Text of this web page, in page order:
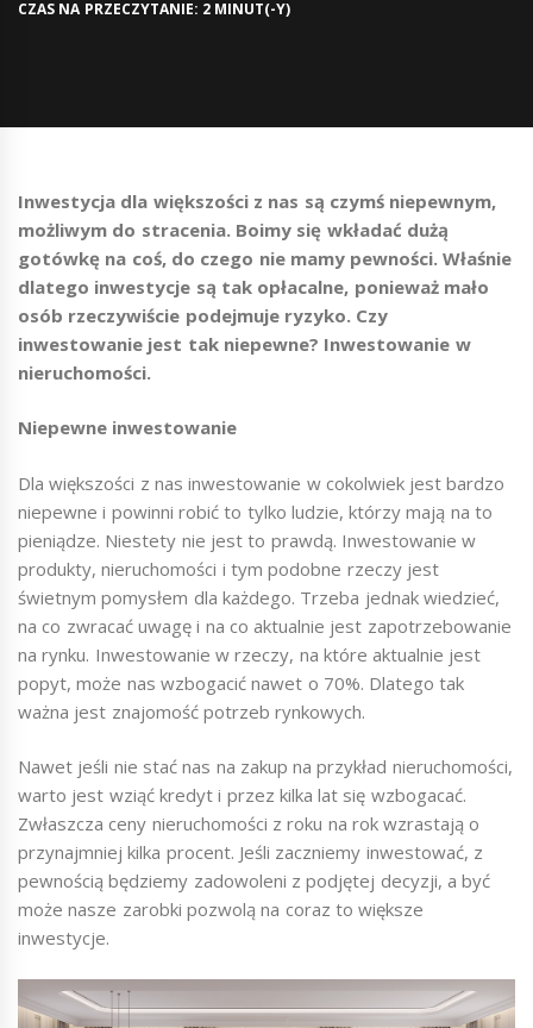
CZAS NA PRZECZYTANIE: 2 MINUT(-Y)
Inwestycja dla większości z nas są czymś niepewnym,
możliwym do stracenia. Boimy się wkładać dużą
gotówkę na coś, do czego nie mamy pewności. Właśnie
dlatego inwestycje są tak opłacalne, ponieważ mało
osób rzeczywiście podejmuje ryzyko. Czy
inwestowanie jest tak niepewne? Inwestowanie w
nieruchomości.
Niepewne inwestowanie
Dla większości z nas inwestowanie w cokolwiek jest bardzo
niepewne i powinni robić to tylko ludzie, którzy mają na to
pieniądze. Niestety nie jest to prawdą. Inwestowanie w
produkty, nieruchomości i tym podobne rzeczy jest
świetnym pomysłem dla każdego. Trzeba jednak wiedzieć,
na co zwracać uwagę i na co aktualnie jest zapotrzebowanie
na rynku. Inwestowanie w rzeczy, na które aktualnie jest
popyt, może nas wzbogacić nawet o 70%. Dlatego tak
ważna jest znajomość potrzeb rynkowych.
Nawet jeśli nie stać nas na zakup na przykład nieruchomości,
warto jest wziąć kredyt i przez kilka lat się wzbogacać.
Zwłaszcza ceny nieruchomości z roku na rok wzrastają o
przynajmniej kilka procent. Jeśli zaczniemy inwestować, z
pewnością będziemy zadowoleni z podjętej decyzji, a być
może nasze zarobki pozwolą na coraz to większe
inwestycje.